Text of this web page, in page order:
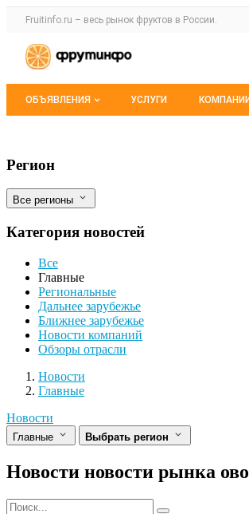
Раздел навигации по
Fruitinfo.ru – весь рынок фруктов в России.
Авторизация и меню
Навигация по разделам сайта
ОБЪЯВЛЕНИЯ
Мои объявления
УСЛУГИ КОМПАНИИ
Новости новости рынка
Фильтры
Регион
Все регионы
Категория новостей
Все
Главные
Региональные
Дальнее зарубежье
Ближнее зарубежье
Новости компаний
Обзоры отрасли
Разделы
Новости
Главные
Новости
Главные Выбрать регион
Новости новости рынка